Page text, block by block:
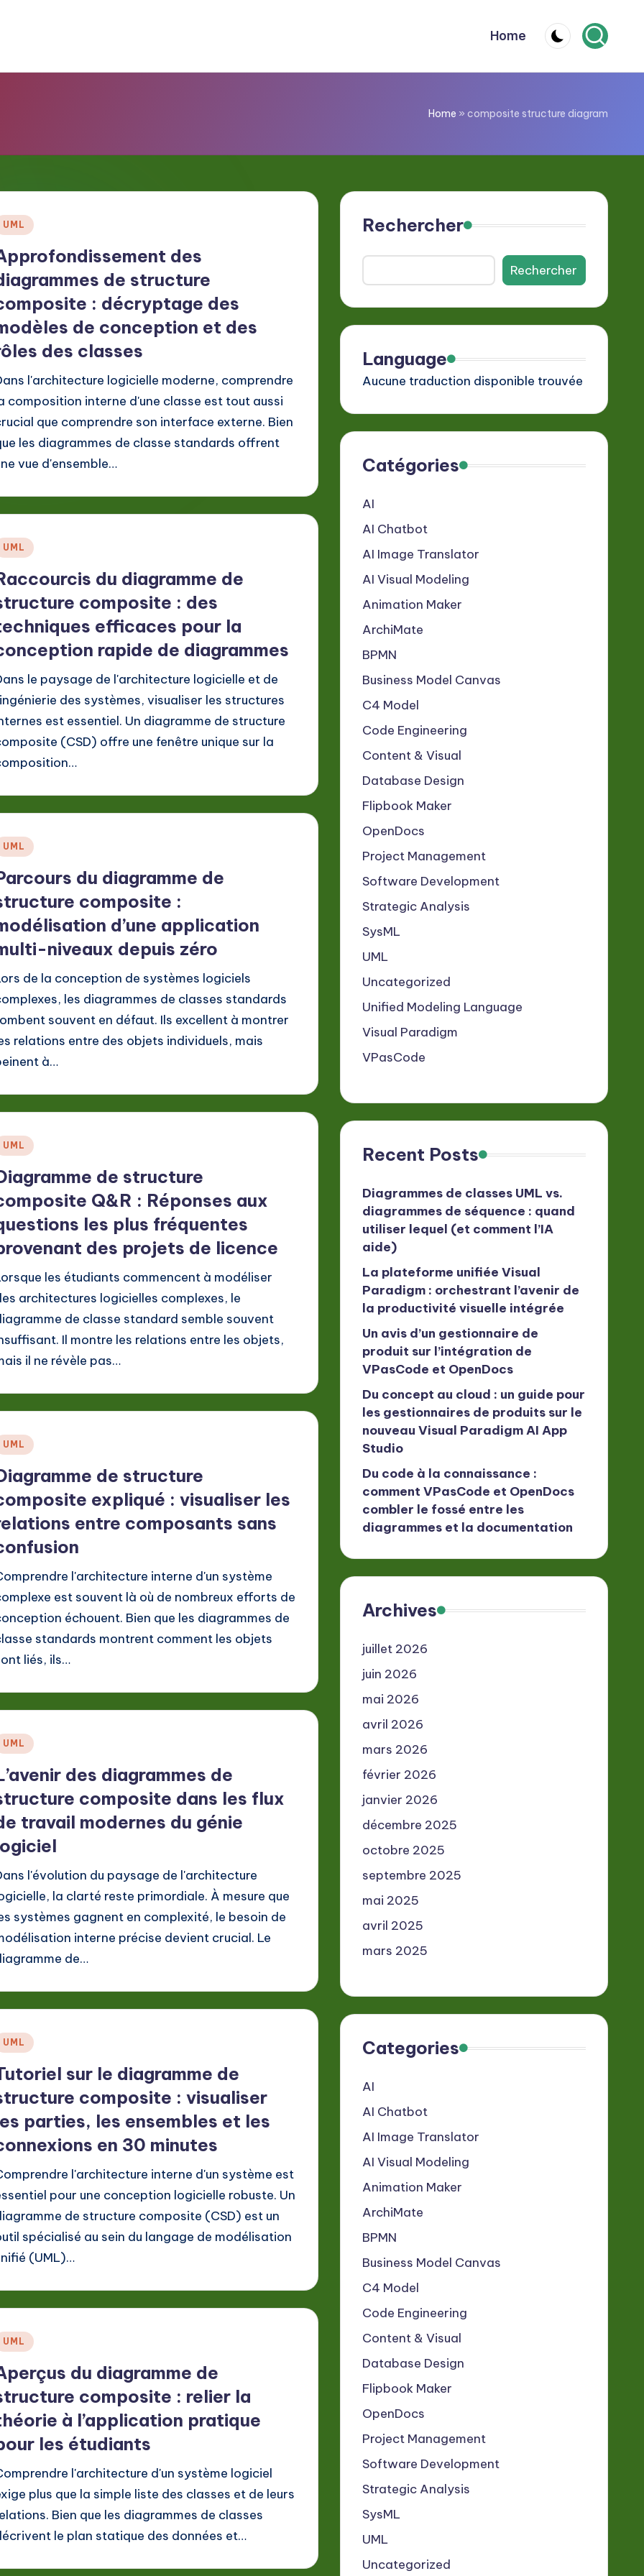
Home
Home » composite structure diagram
UML
des
de structure
: décryptage des
de conception et des
des classes
l'architecture logicielle moderne, comprendre
composition interne d'une classe est tout aussi
que comprendre son interface externe. Bien
les diagrammes de classe standards offrent
vue d'ensemble…
UML
du diagramme de
composite : des
efficaces pour la
rapide de diagrammes
le paysage de l'architecture logicielle et de
des systèmes, visualiser les structures
est essentiel. Un diagramme de structure
(CSD) offre une fenêtre unique sur la
UML
du diagramme de
composite :
d’une application
niveaux depuis zéro
de la conception de systèmes logiciels
les diagrammes de classes standards
souvent en défaut. Ils excellent à montrer
relations entre des objets individuels, mais
à…
UML
de structure
Q&R : Réponses aux
les plus fréquentes
des projets de licence
les étudiants commencent à modéliser
architectures logicielles complexes, le
de classe standard semble souvent
Il montre les relations entre les objets,
il ne révèle pas…
UML
de structure
expliqué : visualiser les
entre composants sans
l'architecture interne d'un système
est souvent là où de nombreux efforts de
échouent. Bien que les diagrammes de
standards montrent comment les objets
liés, ils…
UML
des diagrammes de
composite dans les flux
travail modernes du génie
l'évolution du paysage de l'architecture
la clarté reste primordiale. À mesure que
systèmes gagnent en complexité, le besoin de
interne précise devient crucial. Le
de…
UML
sur le diagramme de
composite : visualiser
parties, les ensembles et les
en 30 minutes
l'architecture interne d'un système est
pour une conception logicielle robuste. Un
de structure composite (CSD) est un
spécialisé au sein du langage de modélisation
(UML)…
UML
du diagramme de
composite : relier la
à l’application pratique
les étudiants
l'architecture d'un système logiciel
plus que la simple liste des classes et de leurs
Bien que les diagrammes de classes
le plan statique des données et…
Rechercher
Rechercher
Language
Aucune traduction disponible trouvée
Catégories
AI
AI Chatbot
AI Image Translator
AI Visual Modeling
Animation Maker
ArchiMate
BPMN
Business Model Canvas
C4 Model
Code Engineering
Content & Visual
Database Design
Flipbook Maker
OpenDocs
Project Management
Software Development
Strategic Analysis
SysML
UML
Uncategorized
Unified Modeling Language
Visual Paradigm
VPasCode
Recent Posts
Diagrammes de classes UML vs.
diagrammes de séquence : quand
utiliser lequel (et comment l’IA
aide)
La plateforme unifiée Visual
Paradigm : orchestrant l’avenir de
la productivité visuelle intégrée
Un avis d’un gestionnaire de
produit sur l’intégration de
VPasCode et OpenDocs
Du concept au cloud : un guide pour
les gestionnaires de produits sur le
nouveau Visual Paradigm AI App
Studio
Du code à la connaissance :
comment VPasCode et OpenDocs
combler le fossé entre les
diagrammes et la documentation
Archives
juillet 2026
juin 2026
mai 2026
avril 2026
mars 2026
février 2026
janvier 2026
décembre 2025
octobre 2025
septembre 2025
mai 2025
avril 2025
mars 2025
Categories
AI
AI Chatbot
AI Image Translator
AI Visual Modeling
Animation Maker
ArchiMate
BPMN
Business Model Canvas
C4 Model
Code Engineering
Content & Visual
Database Design
Flipbook Maker
OpenDocs
Project Management
Software Development
Strategic Analysis
SysML
UML
Uncategorized